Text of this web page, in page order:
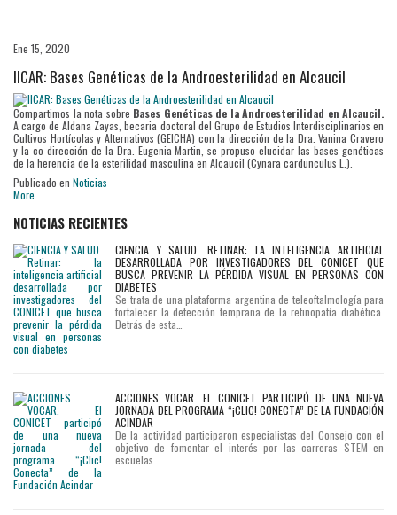
Ene 15, 2020
IICAR: Bases Genéticas de la Androesterilidad en Alcaucil
Compartimos la nota sobre Bases Genéticas de la Androesterilidad en Alcaucil.
A cargo de Aldana Zayas, becaria doctoral del Grupo de Estudios Interdisciplinarios en
Cultivos Hortícolas y Alternativos (GEICHA) con la dirección de la Dra. Vanina Cravero
y la co-dirección de la Dra. Eugenia Martin, se propuso elucidar las bases genéticas
de la herencia de la esterilidad masculina en Alcaucil (Cynara cardunculus L.).
Publicado en Noticias
More
NOTICIAS RECIENTES
CIENCIA Y SALUD. RETINAR: LA INTELIGENCIA ARTIFICIAL
DESARROLLADA POR INVESTIGADORES DEL CONICET QUE
BUSCA PREVENIR LA PÉRDIDA VISUAL EN PERSONAS CON
DIABETES
Se trata de una plataforma argentina de teleoftalmología para
fortalecer la detección temprana de la retinopatía diabética.
Detrás de esta…
ACCIONES VOCAR. EL CONICET PARTICIPÓ DE UNA NUEVA
JORNADA DEL PROGRAMA “¡CLIC! CONECTA” DE LA FUNDACIÓN
ACINDAR
De la actividad participaron especialistas del Consejo con el
objetivo de fomentar el interés por las carreras STEM en
escuelas…